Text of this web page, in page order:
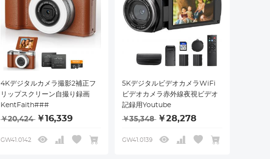
4Kデジタルカメラ撮影2補正フ
リップスクリーン自撮り録画
KentFaith###
￥20,424 ￥16,339
GW41.0142
5KデジタルビデオカメラWiFi
ビデオカメラ赤外線夜視ビデオ
記録用Youtube
￥35,348 ￥28,278
GW41.0139